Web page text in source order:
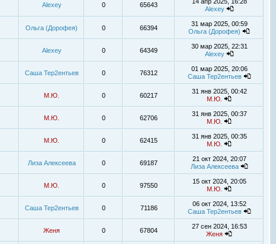
Alexey 0 65643
Alexey
Ольга (Дорофея) 0 66394
31 мар 2025, 00:59
Ольга (Дорофея)
Alexey 0 64349
30 мар 2025, 22:31
Alexey
Саша Тер2ентьев 0 76312
01 мар 2025, 20:06
Саша Тер2ентьев
М.Ю. 0 60217
31 янв 2025, 00:42
М.Ю.
М.Ю. 0 62706
31 янв 2025, 00:37
М.Ю.
М.Ю. 0 62415
31 янв 2025, 00:35
М.Ю.
Лиза Алексеева 0 69187
21 окт 2024, 20:07
Лиза Алексеева
М.Ю. 0 97550
15 окт 2024, 20:05
М.Ю.
Саша Тер2ентьев 0 71186
06 окт 2024, 13:52
Саша Тер2ентьев
Женя 0 67804
27 сен 2024, 16:53
Женя